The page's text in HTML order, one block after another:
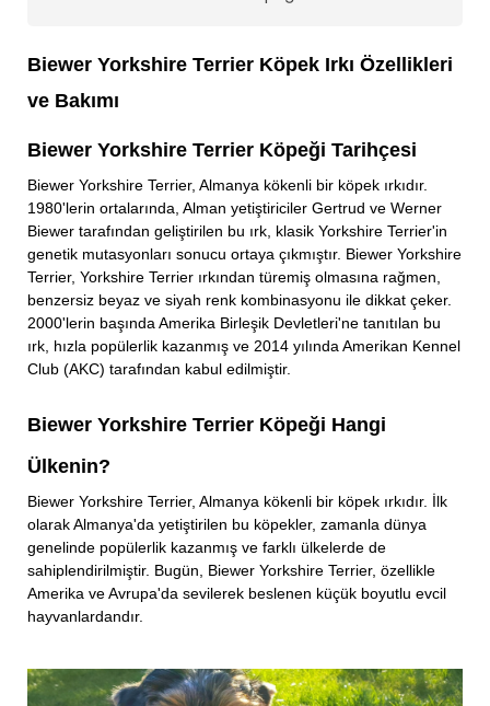
Biewer Yorkshire Terrier Köpek Irkı Özellikleri
ve Bakımı
Biewer Yorkshire Terrier Köpeği Tarihçesi
Biewer Yorkshire Terrier, Almanya kökenli bir köpek ırkıdır.
1980'lerin ortalarında, Alman yetiştiriciler Gertrud ve Werner
Biewer tarafından geliştirilen bu ırk, klasik Yorkshire Terrier'in
genetik mutasyonları sonucu ortaya çıkmıştır. Biewer Yorkshire
Terrier, Yorkshire Terrier ırkından türemiş olmasına rağmen,
benzersiz beyaz ve siyah renk kombinasyonu ile dikkat çeker.
2000'lerin başında Amerika Birleşik Devletleri'ne tanıtılan bu
ırk, hızla popülerlik kazanmış ve 2014 yılında Amerikan Kennel
Club (AKC) tarafından kabul edilmiştir.
Biewer Yorkshire Terrier Köpeği Hangi
Ülkenin?
Biewer Yorkshire Terrier, Almanya kökenli bir köpek ırkıdır. İlk
olarak Almanya'da yetiştirilen bu köpekler, zamanla dünya
genelinde popülerlik kazanmış ve farklı ülkelerde de
sahiplendirilmiştir. Bugün, Biewer Yorkshire Terrier, özellikle
Amerika ve Avrupa'da sevilerek beslenen küçük boyutlu evcil
hayvanlardandır.